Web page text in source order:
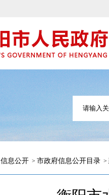
信息公开 > 市政府信息公开目录 >